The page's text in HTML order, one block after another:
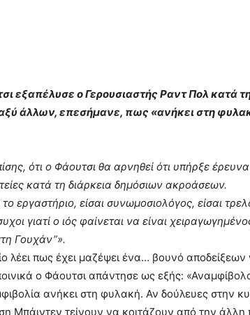
εξαπέλυσε ο Γερουσιαστής Ραντ Πολ κατά
άλλων, επεσήμανε, πως «ανήκει στη
ότι ο Φάουτσι θα αρνηθεί ότι υπήρξε
κατά τη διάρκεια δημόσιων ακροάσεων.
εργαστήριο, είσαι συνωμοσιολόγος, είσαι
γιατί ο ιός φαίνεται να είναι
Γουχάν”».
λέει πως έχει μαζέψει ένα… βουνό
ο Φάουτσι απάντησε ως εξής:
ανήκει στη φυλακή. Αν δούλευες στην
τείνουν να κοιτάζουν από την άλλη